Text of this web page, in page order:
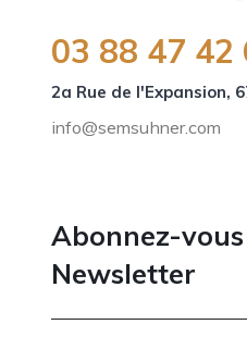
03 88 47 42
2a Rue de l'Expansion,
info@semsuhner.com
Abonnez-
Newsletter